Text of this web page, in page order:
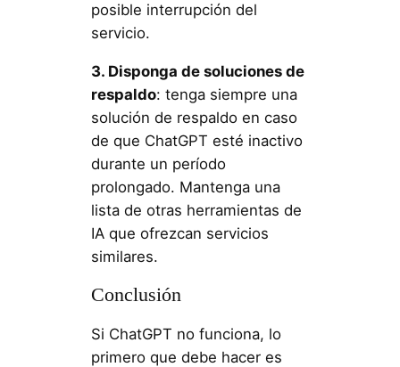
posible interrupción del
servicio.
3. Disponga de soluciones de
respaldo: tenga siempre una
solución de respaldo en caso
de que ChatGPT esté inactivo
durante un período
prolongado. Mantenga una
lista de otras herramientas de
IA que ofrezcan servicios
similares.
Conclusión
Si ChatGPT no funciona, lo
primero que debe hacer es